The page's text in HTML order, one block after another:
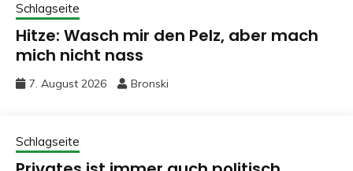
Schlagseite
Hitze: Wasch mir den Pelz, aber mach
mich nicht nass
7. August 2026 Bronski
Schlagseite